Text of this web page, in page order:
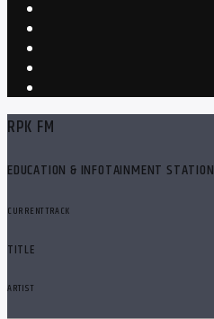
RPK FM
EDUCATION & INFOTAINMENT STATION
CURRENT TRACK
TITLE
ARTIST